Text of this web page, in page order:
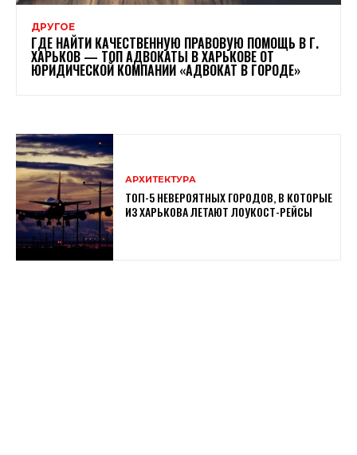
ДРУГОЕ
ГДЕ НАЙТИ КАЧЕСТВЕННУЮ ПРАВОВУЮ ПОМОЩЬ В Г.
ХАРЬКОВ — ТОП АДВОКАТЫ В ХАРЬКОВЕ ОТ
ЮРИДИЧЕСКОЙ КОМПАНИИ «АДВОКАТ В ГОРОДЕ»
АРХИТЕКТУРА
ТОП-5 НЕВЕРОЯТНЫХ ГОРОДОВ, В КОТОРЫЕ
ИЗ ХАРЬКОВА ЛЕТАЮТ ЛОУКОСТ-РЕЙСЫ